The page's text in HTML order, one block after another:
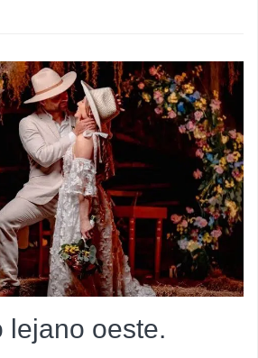
lejano oeste.